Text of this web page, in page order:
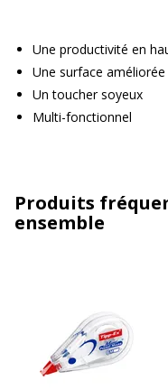
Une productivité en
Une surface améliorée
Un toucher soyeux
Multi-fonctionnel
Produits
ensemble